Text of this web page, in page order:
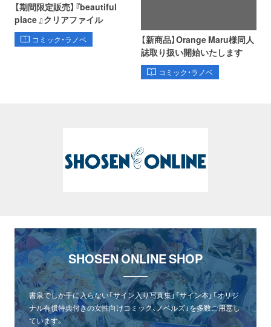
【期間限定販売】『beautiful
place 』クリアファイル
コミック・ラノベ
【新商品】Orange Maru様同人
誌取り扱い開始いたします
コミック・ラノベ
SHOSEN ONLINE SHOP
書泉でしか手に入らない「サイン入り写真集」「サイン本」「オリジ
ナル有償特典付きの女性向けコミック、ノベルズ」を多数ご用意し
ています。